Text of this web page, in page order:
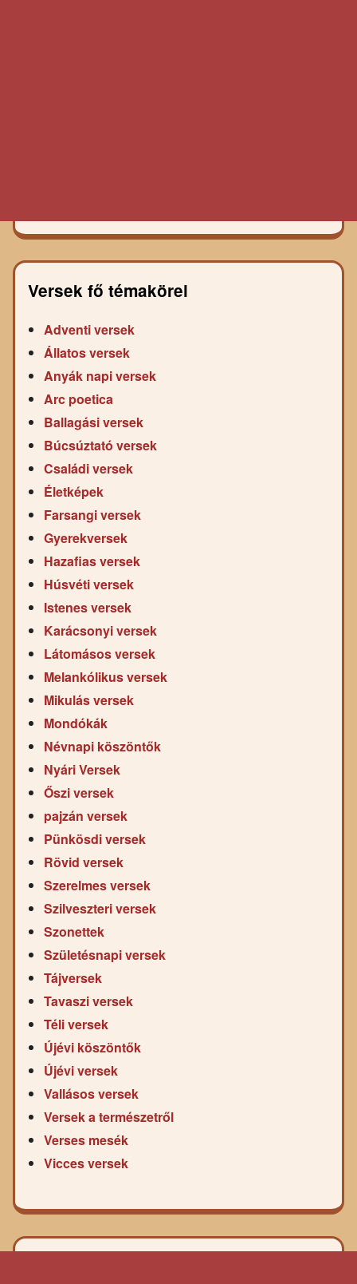
Versek fő témakörei
Adventi versek
Állatos versek
Anyák napi versek
Arc poetica
Ballagási versek
Búcsúztató versek
Családi versek
Életképek
Farsangi versek
Gyerekversek
Hazafias versek
Húsvéti versek
Istenes versek
Karácsonyi versek
Látomásos versek
Melankólikus versek
Mikulás versek
Mondókák
Névnapi köszöntők
Nyári Versek
Őszi versek
pajzán versek
Pünkösdi versek
Rövid versek
Szerelmes versek
Szilveszteri versek
Szonettek
Születésnapi versek
Tájversek
Tavaszi versek
Téli versek
Újévi köszöntők
Újévi versek
Vallásos versek
Versek a természetről
Verses mesék
Vicces versek